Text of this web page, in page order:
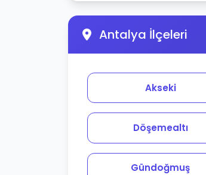
Antalya İlçeleri
Akseki
Döşemealtı
Gündoğmuş